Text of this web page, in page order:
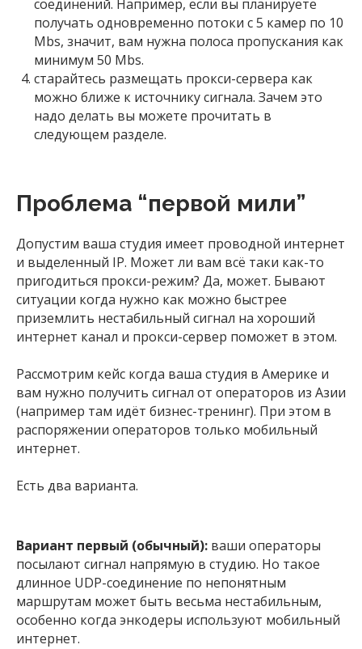
соединений. Например, если вы планируете
получать одновременно потоки с 5 камер по 10
Mbs, значит, вам нужна полоса пропускания как
минимум 50 Mbs.
старайтесь размещать прокси-сервера как
можно ближе к источнику сигнала. Зачем это
надо делать вы можете прочитать в
следующем разделе.
Проблема “первой мили”
Допустим ваша студия имеет проводной интернет
и выделенный IP. Может ли вам всё таки как-то
пригодиться прокси-режим? Да, может. Бывают
ситуации когда нужно как можно быстрее
приземлить нестабильный сигнал на хороший
интернет канал и прокси-сервер поможет в этом.
Рассмотрим кейс когда ваша студия в Америке и
вам нужно получить сигнал от операторов из Азии
(например там идёт бизнес-тренинг). При этом в
распоряжении операторов только мобильный
интернет.
Есть два варианта.
Вариант первый (обычный): ваши операторы
посылают сигнал напрямую в студию. Но такое
длинное UDP-соединение по непонятным
маршрутам может быть весьма нестабильным,
особенно когда энкодеры используют мобильный
интернет.